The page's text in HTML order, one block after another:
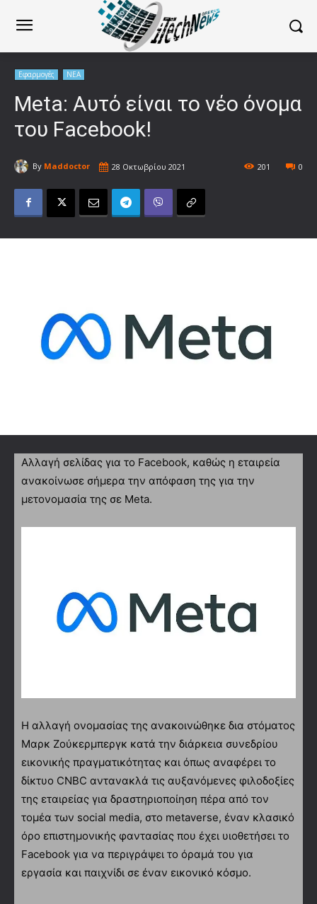
Εφαρμογές ΝΕΑ
Meta: Αυτό είναι το νέο όνομα
του Facebook!
By Maddoctor 28 Οκτωβρίου 2021 0
201
Αλλαγή σελίδας για το Facebook, καθώς η εταιρεία
ανακοίνωσε σήμερα την απόφαση της για την
μετονομασία της σε Meta.
Η αλλαγή ονομασίας της ανακοινώθηκε δια στόματος
Μαρκ Ζούκερμπεργκ κατά την διάρκεια συνεδρίου
εικονικής πραγματικότητας και όπως αναφέρει το
δίκτυο CNBC αντανακλά τις αυξανόμενες φιλοδοξίες
της εταιρείας για δραστηριοποίηση πέρα ​​από τον
τομέα των social media, στο metaverse, έναν κλασικό
όρο επιστημονικής φαντασίας που έχει υιοθετήσει το
Facebook για να περιγράψει το όραμά του για
εργασία και παιχνίδι σε έναν εικονικό κόσμο.